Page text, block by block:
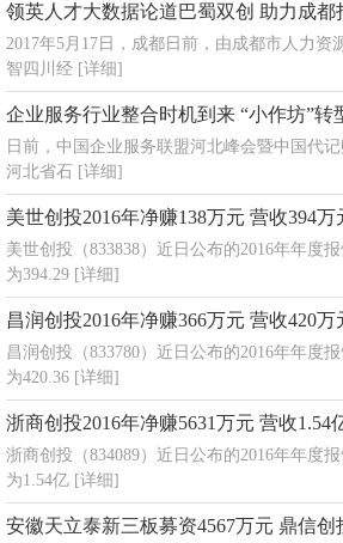
领英人才大数据论道巴蜀双创 助力成都
2017年5月17日，成都日前，由成都市人力资
智四川经 [详细]
企业服务行业整合时机到来 “小作坊”转
日前，中国企业服务联盟河北峰会暨中国代
河北省石 [详细]
美世创投2016年净赚138万元 营收394万
美世创投（833838）近日公布的2016年年度
为394.29 [详细]
昌润创投2016年净赚366万元 营收420万
昌润创投（833780）近日公布的2016年年度
为420.36 [详细]
浙商创投2016年净赚5631万元 营收1.54
浙商创投（834089）近日公布的2016年年度
为1.54亿 [详细]
安徽天立泰新三板募资4567万元 鼎信创